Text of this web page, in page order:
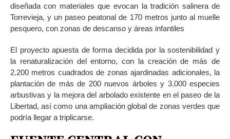
diseñada con materiales que evocan la tradición salinera de
Torrevieja, y un paseo peatonal de 170 metros junto al muelle
pesquero, con zonas de descanso y áreas infantiles
El proyecto apuesta de forma decidida por la sostenibilidad y
la renaturalización del entorno, con la creación de más de
2.200 metros cuadrados de zonas ajardinadas adicionales, la
plantación de más de 200 nuevos árboles y 3.000 especies
arbustivas y la mejora del arbolado existente en el paseo de la
Libertad, así como una ampliación global de zonas verdes que
podría llegar a triplicarse.